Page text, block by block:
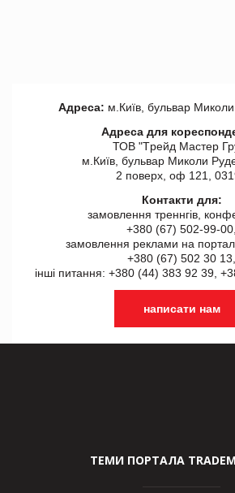
Адреса: м.Київ, бульвар
Адреса для
ТОВ "Tрейд Мастер
м.Київ, бульвар Миколи
2 поверх, оф 121,
Контакти для:
замовлення треннгів,
+380 (67) 502-99-00,
замовлення реклами на
+380 (67) 502 30 13,
інші питання: +380 (44) 383 92 39,
написати нам
ТЕМИ ПОРТАЛА